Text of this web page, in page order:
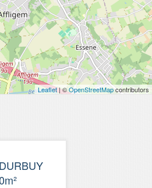
Leaflet| ©OpenStreetMapcontributors